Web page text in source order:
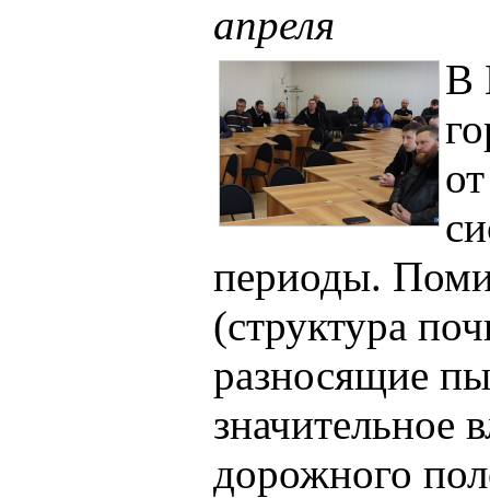
апреля
В
периоды.
(структура
разносящие
значительное
дорожного